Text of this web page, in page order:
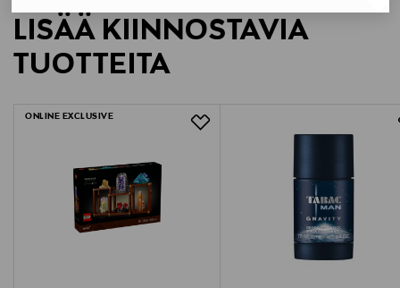
A.Kjaerbede
Valmistajan osoite
Digitaalinen osoite
info@akjaerbede.com
LISÄÄ KIINNOSTAVIA
TUOTTEITA
ONLINE EXCLUSIVE